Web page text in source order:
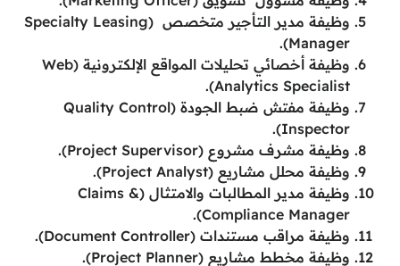
وظيفة مدير التأجير متخصص (Specialty Leasing
Manager).
وظيفة أخصائي تحليلات المواقع الإلكترونية (Web
Analytics Specialist).
وظيفة مفتش ضبط الجودة (Quality Control
Inspector).
وظيفة مشرف مشروع (Project Supervisor).
وظيفة محلل مشاريع (Project Analyst).
وظيفة مدير المطالبات والامتثال (Claims &
Compliance Manager).
وظيفة مراقب مستندات (Document Controller).
وظيفة مخطط مشاريع (Project Planner).